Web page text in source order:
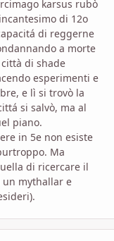
karsus rubò
di 12o
di reggerne
a morte
di shade
esperimenti e
e lì si trovò la
si salvò, ma al
piano.
in 5e non esiste
Ma
di ricercare il
un mythallar e